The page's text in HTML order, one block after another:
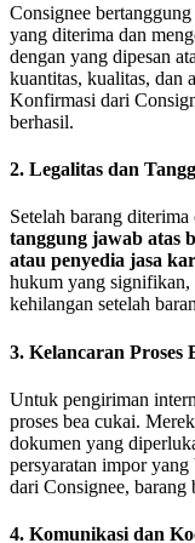
Consignee
yang diterima dan
dengan yang dipesan
kuantitas, kualitas, dan
Konfirmasi dari
berhasil.
2. Legalitas dan
Setelah barang
tanggung jawab atas
atau penyedia jasa
hukum yang signifikan,
kehilangan setelah
3. Kelancaran
Untuk pengiriman
proses bea cukai.
dokumen yang
persyaratan impor
dari Consignee, barang
4. Komunikasi dan